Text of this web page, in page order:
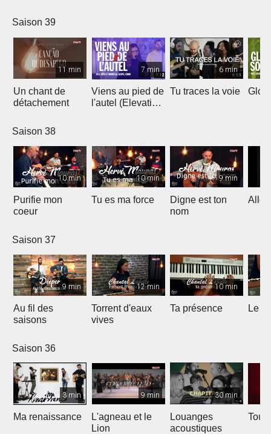
Saison 39
11 min
Un chant de
détachement
7 min
Viens au pied de
l'autel (Elevation
6 min
Tu traces la voie
Saison 38
10 min
Purifie mon
coeur
10 min
Tu es ma force
9 min
Digne est ton
nom
Saison 37
9 min
Au fil des
saisons
12 min
Torrent d'eaux
vives
10 min
Ta présence Le
Saison 36
3 min
Ma renaissance
9 min
L'agneau et le
Lion
30 min
Louanges
acoustiques
Tout